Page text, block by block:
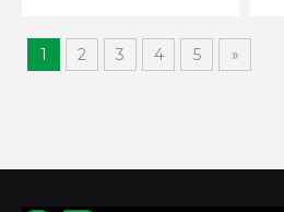
1 2 3 4 5 »